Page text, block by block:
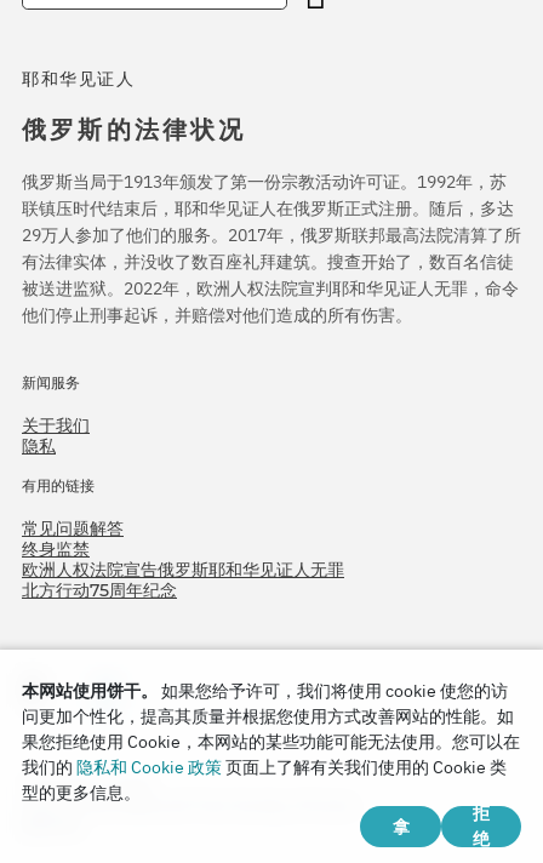
耶和华见证人
俄罗斯的法律状况
俄罗斯当局于1913年颁发了第一份宗教活动许可证。1992年，苏
联镇压时代结束后，耶和华见证人在俄罗斯正式注册。随后，多达
29万人参加了他们的服务。2017年，俄罗斯联邦最高法院清算了所
有法律实体，并没收了数百座礼拜建筑。搜查开始了，数百名信徒
被送进监狱。2022年，欧洲人权法院宣判耶和华见证人无罪，命令
他们停止刑事起诉，并赔偿对他们造成的所有伤害。
新闻服务
关于我们
隐私
有用的链接
常见问题解答
终身监禁
欧洲人权法院宣告俄罗斯耶和华见证人无罪
北方行动75周年纪念
Copyright © 2026
Watch Tower Bible and Tract Society of Korea.
本网站使用饼干。
如果您给予许可，我们将使用 cookie 使您的访
问更加个性化，提高其质量并根据您使用方式改善网站的性能。如
果您拒绝使用 Cookie，本网站的某些功能可能无法使用。您可以在
我们的 隐私和 Cookie 政策页面上了解有关我们使用的 Cookie 类
型的更多信息。
拿
拒
绝